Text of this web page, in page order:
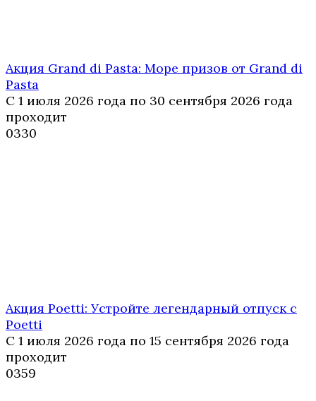
Акция Grand di Pasta: Море призов от Grand di
Pasta
С 1 июля 2026 года по 30 сентября 2026 года
проходит
0330
Акция Poetti: Устройте легендарный отпуск с
Poetti
С 1 июля 2026 года по 15 сентября 2026 года
проходит
0359